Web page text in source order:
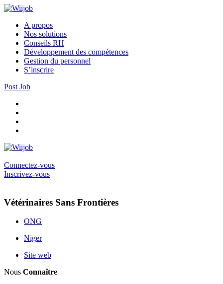
A propos
Nos solutions
Conseils RH
Développement des compétences
Gestion du personnel
S’inscrire
Post Job
Connectez-vous
Inscrivez-vous
Vétérinaires Sans Frontières
ONG
Niger
Site web
Nous Connaître